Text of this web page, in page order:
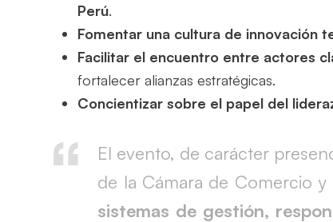
Perú.
Fomentar una cultura de innovación
Facilitar el encuentro entre actores
fortalecer alianzas estratégicas.
Concientizar sobre el papel del
El evento, de carácter
de la Cámara de Comercio y
sistemas de gestión,